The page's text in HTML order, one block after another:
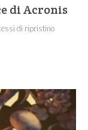
di Acronis
di ripristino